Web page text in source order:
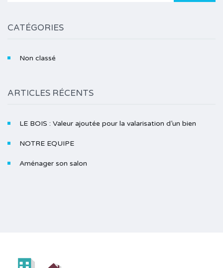
CATÉGORIES
Non classé
ARTICLES RÉCENTS
LE BOIS : Valeur ajoutée pour la valarisation d’un bien
NOTRE EQUIPE
Aménager son salon